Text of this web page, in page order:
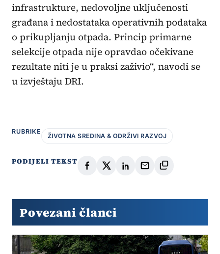
infrastrukture, nedovoljne uključenosti
građana i nedostataka operativnih podataka
o prikupljanju otpada. Princip primarne
selekcije otpada nije opravdao očekivane
rezultate niti je u praksi zaživio“, navodi se
u izvještaju DRI.
RUBRIKE
ŽIVOTNA SREDINA & ODRŽIVI RAZVOJ
PODIJELI TEKST
Povezani članci